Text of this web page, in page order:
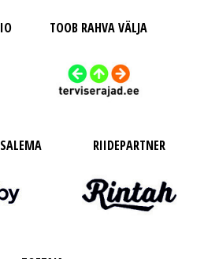
TOOB RAHVA VÄLJA
RIIDEPARTNER